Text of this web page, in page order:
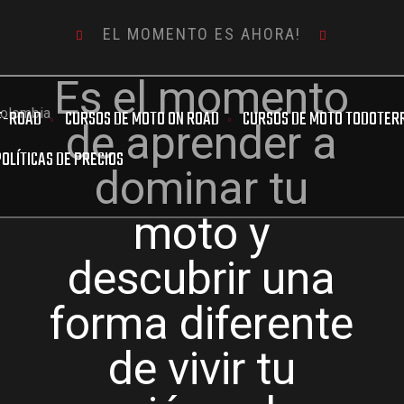
ROAD CURSOS DE MOTO ON ROAD
CURSOS DE MOTO
DE PRECIOS
EL MOMENTO ES AHORA!
Es el momento
de aprender a
dominar tu
moto y
descubrir una
forma diferente
de vivir tu